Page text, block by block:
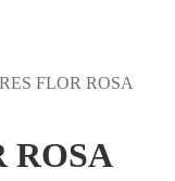
FLOR ROSA
ROSA